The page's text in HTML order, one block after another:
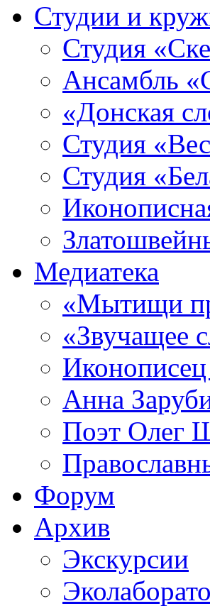
Студии и
Студия
Ансамбль
«Донская
Студия
Студия
Медиатека
«Мытищи
«Звучащее
Анна
Поэт Олег
Форум
Архив
Экскурсии